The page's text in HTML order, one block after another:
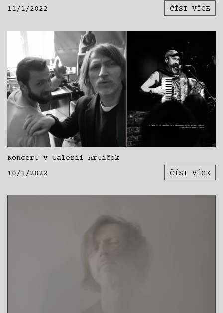
11/1/2022
ČÍST VÍCE
Koncert v Galerii Artičok
10/1/2022
ČÍST VÍCE